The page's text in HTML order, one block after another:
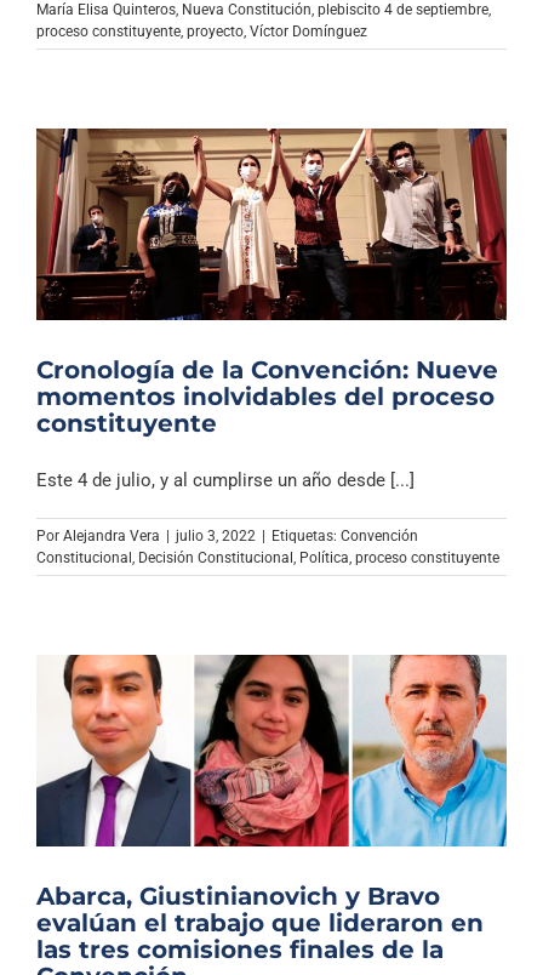
María Elisa Quinteros, Nueva Constitución, plebiscito 4 de septiembre,
proceso constituyente, proyecto, Víctor Domínguez
Cronología de la Convención: Nueve
momentos inolvidables del proceso
constituyente
Este 4 de julio, y al cumplirse un año desde [...]
Por Alejandra Vera | julio 3, 2022 | Etiquetas: Convención
Constitucional Decisión Constitucional Política proceso constituyente
Abarca, Giustinianovich y Bravo
evalúan el trabajo que lideraron en
las tres comisiones finales de la